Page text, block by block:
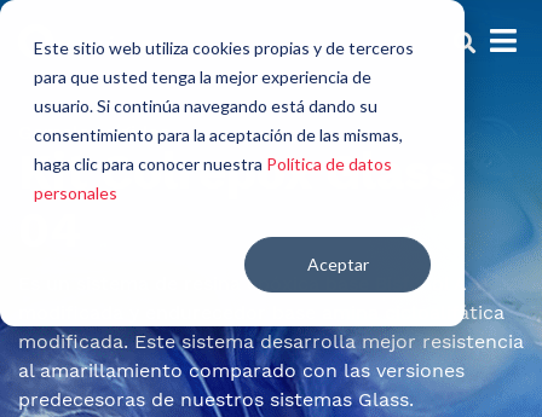
Este sitio web utiliza cookies propias y de terceros
para que usted tenga la mejor experiencia de
usuario. Si continúa navegando está dando su
consentimiento para la aceptación de las mismas,
haga clic para conocer nuestra Política de datos
personales
Aceptar
Gemelos rígidos
Kit Colrepox Glass
Es un sistema de resina epóxica base Bisfenol A
modificada y endurecedor base amina cicloalifática
modificada. Este sistema desarrolla mejor resistencia
al amarillamiento comparado con las versiones
predecesoras de nuestros sistemas Glass.